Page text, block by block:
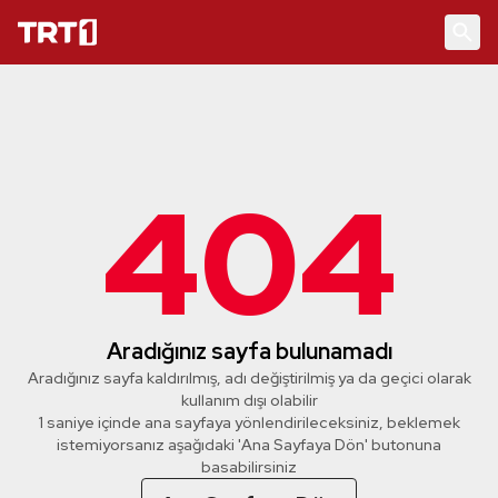
404
Aradığınız sayfa bulunamadı
Aradığınız sayfa kaldırılmış, adı değiştirilmiş ya da geçici olarak
kullanım dışı olabilir
1 saniye içinde ana sayfaya yönlendirileceksiniz, beklemek
istemiyorsanız aşağıdaki 'Ana Sayfaya Dön' butonuna
basabilirsiniz